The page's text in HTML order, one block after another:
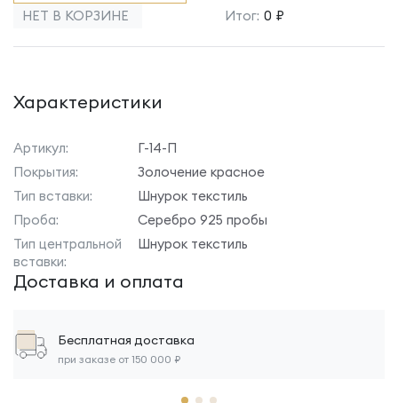
НЕТ В КОРЗИНЕ Итог: 0 ₽
Характеристики
Артикул:
Г-14-П
Покрытия:
Золочение красное
Тип вставки:
Шнурок текстиль
Проба:
Серебро 925 пробы
Тип центральной
вставки:
Шнурок текстиль
Доставка и оплата
Бесплатная доставка
при заказе от 150 000 ₽